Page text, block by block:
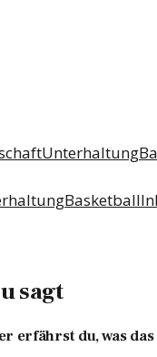
Unterhaltung
Basketball
sagt
du, was